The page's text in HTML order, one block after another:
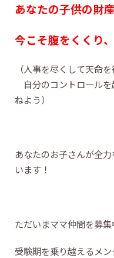
あなたの子供の財
今こそ腹をくくり
（人事を尽くして天命を
自分のコントロール
ねよう）
あなたのお子さんが全
います！
ただいまママ仲間を募集
受験期を乗り越えるメ